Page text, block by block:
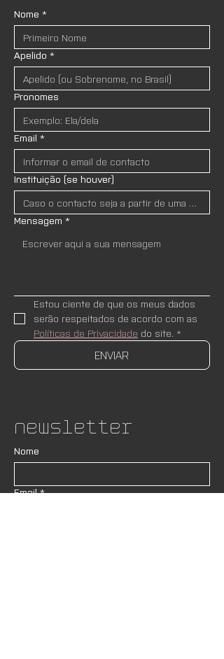
Nome *
Apelido *
Pronomes
Email *
Instituição (se houver)
Mensagem *
Estou ciente de que os meus dados
Políticas de Privacidade do site. *
ENVIAR
Newsletter
Nome
Email *